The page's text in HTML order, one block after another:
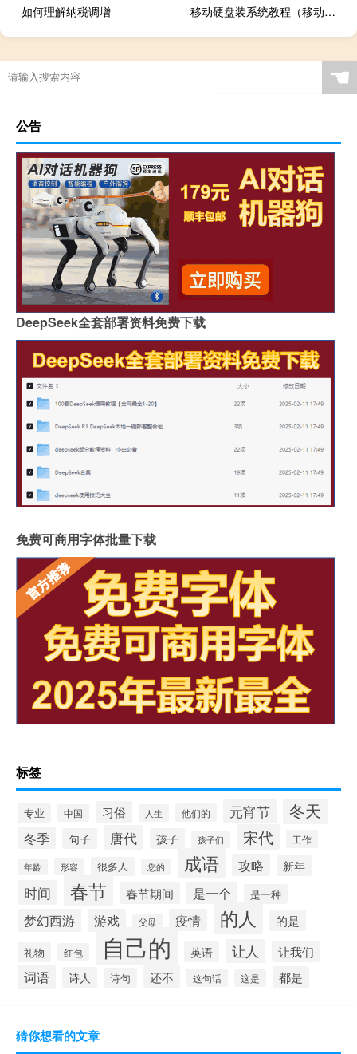
如何理解纳税调增 移动硬盘装系统教程（移动硬盘装系统）
☚
公告
DeepSeek全套部署资料免费下载
免费可商用字体批量下载
标签
专业 中国 习俗 人生 他们的 元宵节 冬天
冬季 句子 唐代 孩子 孩子们 宋代 工作
年龄 形容 很多人 您的 成语 攻略 新年
时间 春节 春节期间 是一个 是一种
梦幻西游 游戏 父母 疫情 的人 的是
礼物 红包 自己的 英语 让人 让我们
词语 诗人 诗句 还不 这句话 这是 都是
猜你想看的文章